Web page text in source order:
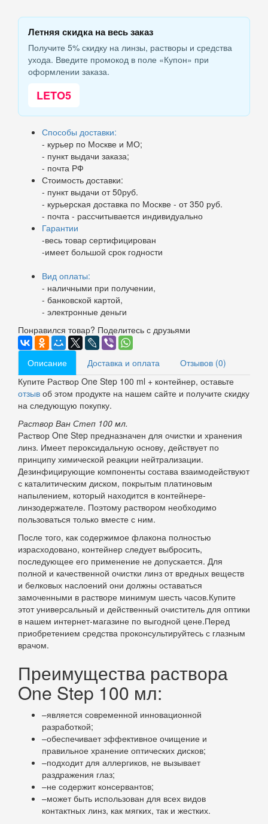
Летняя скидка на весь заказ
Получите 5% скидку на линзы, растворы и средства
ухода. Введите промокод в поле «Купон» при
оформлении заказа.
LETO5
Способы доставки:
- курьер по Москве и МО;
- пункт выдачи заказа;
- почта РФ
Стоимость доставки:
- пункт выдачи от 50руб.
- курьерская доставка по Москве - от 350 руб.
- почта - рассчитывается индивидуально
Гарантии
-весь товар сертифицирован
-имеет большой срок годности
Вид оплаты:
- наличными при получении,
- банковской картой,
- электронные деньги
Понравился товар? Поделитесь с друзьями
Описание Доставка и оплата
Отзывов (0)
Купите Раствор One Step 100 ml + контейнер, оставьте
отзыв об этом продукте на нашем сайте и получите скидку
на следующую покупку.
Раствор Ван Степ 100 мл.
Раствор One Step предназначен для очистки и хранения
линз. Имеет пероксидальную основу, действует по
принципу химической реакции нейтрализации.
Дезинфицирующие компоненты состава взаимодействуют
с каталитическим диском, покрытым платиновым
напылением, который находится в контейнере-
линзодержателе. Поэтому раствором необходимо
пользоваться только вместе с ним.
После того, как содержимое флакона полностью
израсходовано, контейнер следует выбросить,
последующее его применение не допускается. Для
полной и качественной очистки линз от вредных веществ
и белковых наслоений они должны оставаться
замоченными в растворе минимум шесть часов.Купите
этот универсальный и действенный очиститель для оптики
в нашем интернет-магазине по выгодной цене.Перед
приобретением средства проконсультируйтесь с глазным
врачом.
Преимущества раствора
One Step 100 мл:
–является современной инновационной
разработкой;
–обеспечивает эффективное очищение и
правильное хранение оптических дисков;
–подходит для аллергиков, не вызывает
раздражения глаз;
–не содержит консервантов;
–может быть использован для всех видов
контактных линз, как мягких, так и жестких.